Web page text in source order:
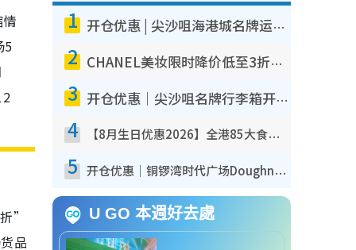
5
”
品
1 开仓优惠 | 尖沙咀海港城名牌运动鞋开仓低至1折！On鞋$899起/Joy&Peace鞋履$98起
2 CHANEL美妆限时降价低至3折！人气粉底/唇膏/精华液低至$275！COCO香水都有平
3 开仓优惠｜尖沙咀名牌行李箱开仓低至4折！一连5日 American Tourister/ace./Hallmark $200起
4 【8月生日优惠2026】全港85大食买玩著数攻略 自助餐/火锅放题同行免费＋诚品/DONKI送现金券
5 开仓优惠｜铜锣湾时代广场Doughnut/Campo Marzio开仓低至1折！背囊、书包、手袋劈价$200起
U GO 本週好去處